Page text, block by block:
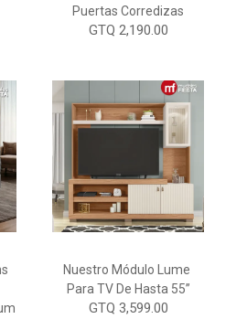
Puertas Corredizas
GTQ 2,190.00
Nuestro Módulo Lume
Para TV De Hasta 55”
GTQ 3,599.00